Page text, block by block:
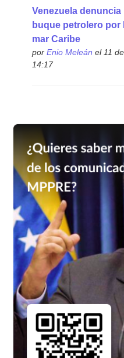
Venezuela
buque petrolero por
mar Caribe
por Enio Meleán el 11
14:17